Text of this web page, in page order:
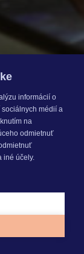
do
informácií o
médií a
na
odmietnuť
iné účely.